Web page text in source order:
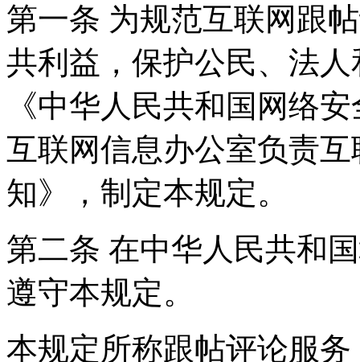
第一条 为规范互联网跟
共利益，保护公民、法
《中华人民共和国网络
互联网信息办公室负责
知》，制定本规定。
第二条 在中华人民共和
遵守本规定。
本规定所称跟帖评论服